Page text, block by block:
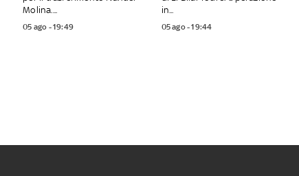
Molina....
05 ago - 19:49
in...
05 ago - 19:44